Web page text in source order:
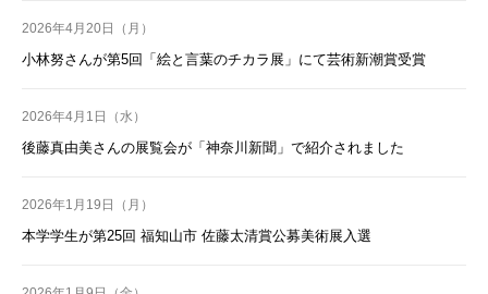
2026年4月20日（月）
小林努さんが第5回「絵と言葉のチカラ展」にて芸術新潮賞受賞
2026年4月1日（水）
後藤真由美さんの展覧会が「神奈川新聞」で紹介されました
2026年1月19日（月）
本学学生が第25回 福知山市 佐藤太清賞公募美術展入選